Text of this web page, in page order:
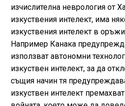
изчислителна неврология от
изкуствения интелект, има
изкуствения интелект в
Например Канака
използват автономни
изкуствен интелект, за да
същия начин тя
изкуствен интелект